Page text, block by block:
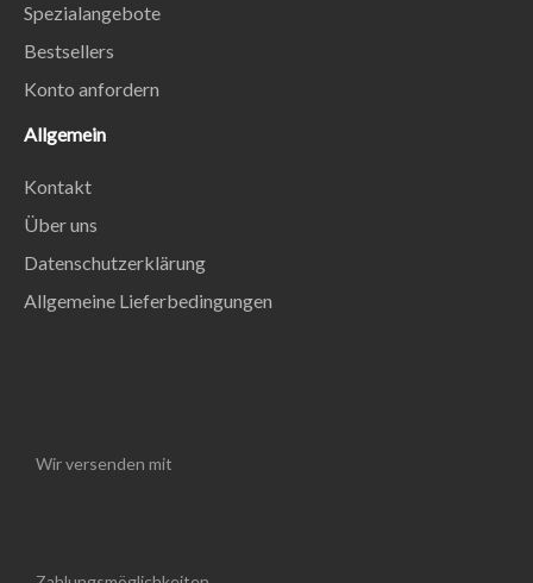
Spezialangebote
Bestsellers
Konto anfordern
Allgemein
Kontakt
Über uns
Datenschutzerklärung
Allgemeine Lieferbedingungen
Wir versenden mit